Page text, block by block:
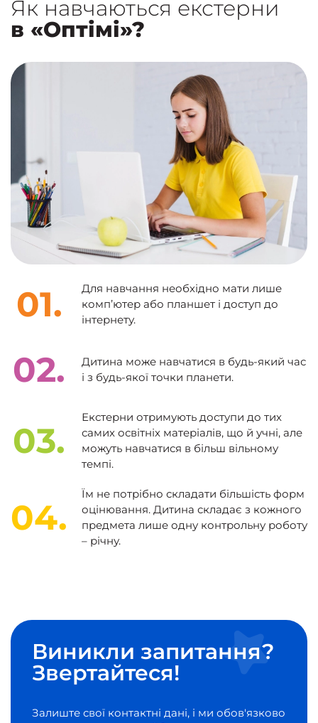
Як навчаються екстерни
в «Оптімі»?
01.
Для навчання необхідно мати лише
комп’ютер або планшет і доступ до
інтернету.
02.
Дитина може навчатися в будь-який час
і з будь-якої точки планети.
03.
Екстерни отримують доступи до тих
самих освітніх матеріалів, що й учні, але
можуть навчатися в більш вільному
темпі.
04.
Їм не потрібно складати більшість форм
оцінювання. Дитина складає з кожного
предмета лише одну контрольну роботу
– річну.
Виникли запитання?
Звертайтеся!
Залиште свої контактні дані, і ми обов'язково